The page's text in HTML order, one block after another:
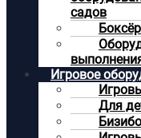
садов
Игровое
Для